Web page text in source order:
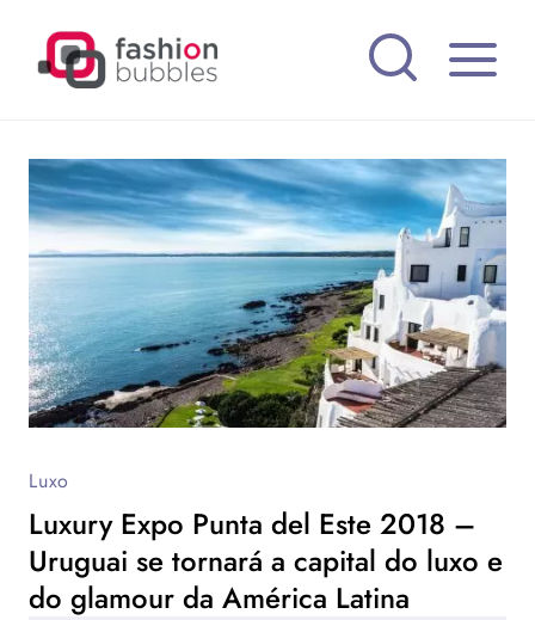
Luxo
Luxury Expo Punta del Este 2018 –
Uruguai se tornará a capital do luxo e
do glamour da América Latina